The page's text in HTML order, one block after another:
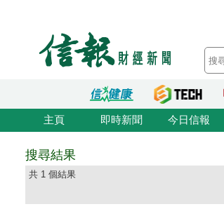
主頁 即時新聞 今日信報
搜尋結果
共 1 個結果